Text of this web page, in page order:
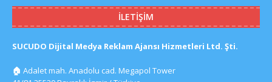
İLETIŞIM
SUCUDO Dijital Medya Reklam Ajansı Hizmetleri Ltd. Şti.
🏠 Adalet mah. Anadolu cad. Megapol Tower